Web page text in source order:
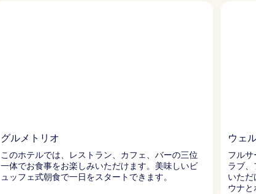
グルメトリオ
このホテルでは、レストラン、カフェ、バーの三位
一体でお食事をお楽しみいただけます。美味しいビ
ュッフェ式朝食で一日をスタートできます。
ウェ
フル
ラブ
いた
ウナ